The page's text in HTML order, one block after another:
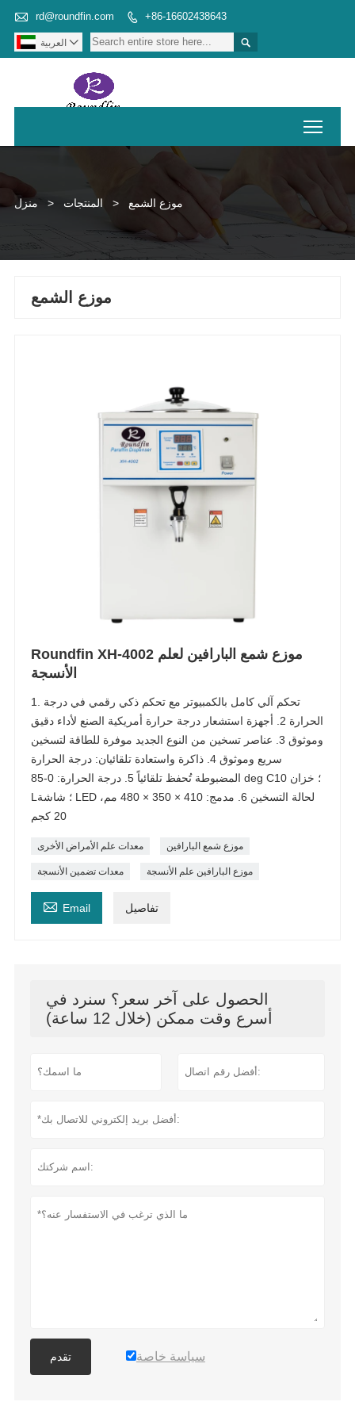
 rd@roundfin.com  +86-16602438643
 العربية 
منزل > المنتجات > موزع الشمع
موزع الشمع
Roundfin XH-4002 موزع شمع البارافين لعلم
الأنسجة
1. تحكم آلي كامل بالكمبيوتر مع تحكم ذكي رقمي في درجة
الحرارة 2. أجهزة استشعار درجة حرارة أمريكية الصنع لأداء دقيق
وموثوق 3. عناصر تسخين من النوع الجديد موفرة للطاقة لتسخين
سريع وموثوق 4. ذاكرة واستعادة تلقائيان: درجة الحرارة
المضبوطة تُحفظ تلقائياً 5. درجة الحرارة: 0-85 deg C؛ خزان 10
L؛ شاشة LED لحالة التسخين 6. مدمج: 410 × 350 × 480 مم،
20 كجم
معدات علم الأمراض الأخرى موزع شمع البارافين
معدات تضمين الأنسجة موزع البارافين علم الأنسجة
 Email تفاصيل
الحصول على آخر سعر؟ سنرد في
أسرع وقت ممكن (خلال 12 ساعة)
تقدم سياسة خاصة